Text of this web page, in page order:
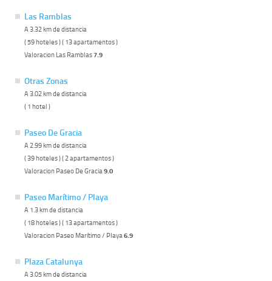
Las Ramblas
A 3.32 km de distancia
( 59 hoteles ) ( 13 apartamentos )
Valoracion Las Ramblas7.9
Otras Zonas
A 3.02 km de distancia
( 1 hotel )
Paseo De Gracia
A 2.99 km de distancia
( 39 hoteles ) ( 2 apartamentos )
Valoracion Paseo De Gracia 9.0
Paseo Marítimo / Playa
A 1.3 km de distancia
( 18 hoteles ) ( 13 apartamentos )
Valoracion Paseo Marítimo / Playa 6.9
Plaza Catalunya
A 3.05 km de distancia